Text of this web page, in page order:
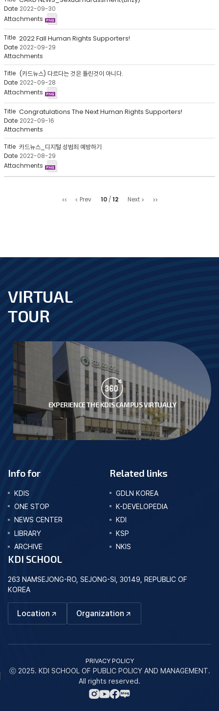
첨
부
일,
조
회
수
2022-09-30
2022 Fall Human Rights Supporters!
2022-09-29
(카드뉴스) 다르다는 것은 틀린것이 아니다.
2022-09-28
Congratulations The Next Human Rights Supporters!
2022-09-16
카드뉴스_디지털 성범죄 예방하기
2022-08-29
처
Prev 10 12 Next
마
footer
VIRTUAL
TOUR
EXPERIENCE THE KDIS CAMPUS VIRTUALLY
Info for
KDIS
ONE STOP
NEWS CENTER
LIBRARY
ARCHIVE
Related links
GDLN KOREA
K-DEVELOPEDIA
KDI
KSP
NKIS
KDI SCHOOL
263 NAMSEJONG-RO, SEJONG-SI, 30149, REPUBLIC OF
KOREA
Location Organization
PRIVACY POLICY
ⓒ 2025. KDI SCHOOL OF PUBLIC POLICY AND MANAGEMENT.
All rights reserved.
인
유
페
네